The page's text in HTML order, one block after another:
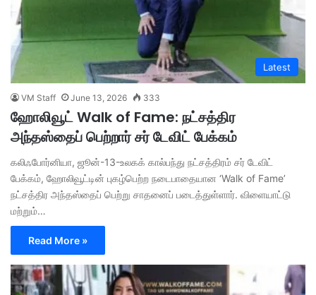
Latest
VM Staff June 13, 2026 333
ஹோலிவூட் Walk of Fame: நட்சத்திர
அந்தஸ்தைப் பெற்றார் சர் டேவிட் பேக்கம்
கலிஃபோர்னியா, ஜூன்-13-உலகக் கால்பந்து நட்சத்திரம் சர் டேவிட்
பேக்கம், ஹோலிவூட்டின் புகழ்பெற்ற நடைபாதையான ‘Walk of Fame’
நட்சத்திர அந்தஸ்தைப் பெற்று சாதனைப் படைத்துள்ளார். ​விளையாட்டு
மற்றும்…
Read More »